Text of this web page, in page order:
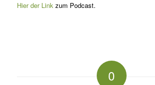
Hier der Linkzum Podcast.
0